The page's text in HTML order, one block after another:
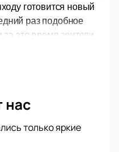
готовится новый
раз подобное
это время зрители
экспериментам
немецких рок-
исполнением
Действительно, в
нас
только яркие